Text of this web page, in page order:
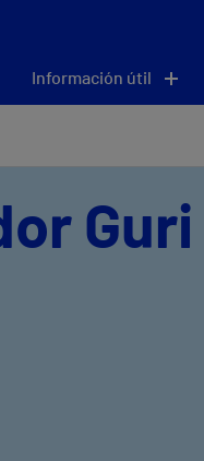
Información útil
Guri